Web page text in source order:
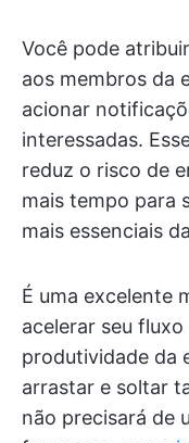
Você pode
aos membros da
acionar
interessadas.
reduz o risco de
mais tempo para
mais essenciais
É uma excelente
acelerar seu
produtividade da
arrastar e soltar
não precisará de